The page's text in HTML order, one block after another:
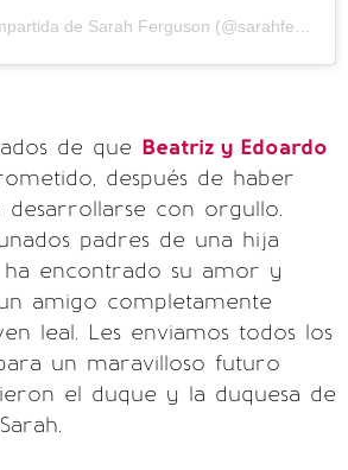
de Sarah Ferguson (@sarahferguson15) el
de que Beatriz y Edoardo
después de haber
desarrollarse con orgullo.
padres de una hija
ha encontrado su amor y
amigo completamente
leal. Les enviamos todos los
un maravilloso futuro
el duque y la duquesa de